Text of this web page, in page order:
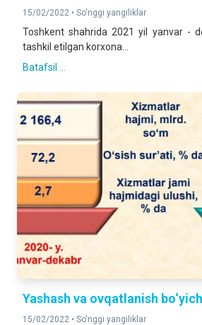
15/02/2022 • So'nggi yangiliklar
Toshkent shahrida 2021 yil yanvar -
tashkil etilgan korxona...
Batafsil ...
Yashash va ovqatlanish
15/02/2022 • So'nggi yangiliklar